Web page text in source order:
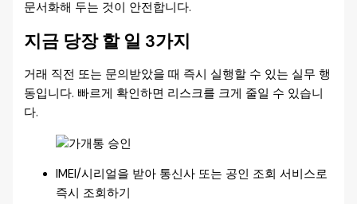
문서화해 두는 것이 안전합니다.
지금 당장 할 일 3가지
거래 직전 또는 문의받았을 때 즉시 실행할 수 있는 실무 행
동입니다. 빠르게 확인하면 리스크를 크게 줄일 수 있습니
다.
IMEI/시리얼을 받아 통신사 또는 공인 조회 서비스로
즉시 조회하기